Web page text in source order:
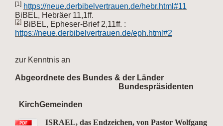
[1] https://neue.derbibelvertrauen.de/hebr.html#11
BiBEL, Hebräer 11,1ff.
[2] BiBEL, Epheser-Brief 2,11ff. :
https://neue.derbibelvertrauen.de/eph.html#2
zur Kenntnis an
Abgeordnete des Bundes & der Länder
Bundespräsidenten
KirchGemeinden
ISRAEL, das Endzeichen, von Pastor Wolfgang